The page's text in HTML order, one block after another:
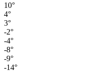
10°
4°
3°
-2°
-4°
-8°
-9°
-14°